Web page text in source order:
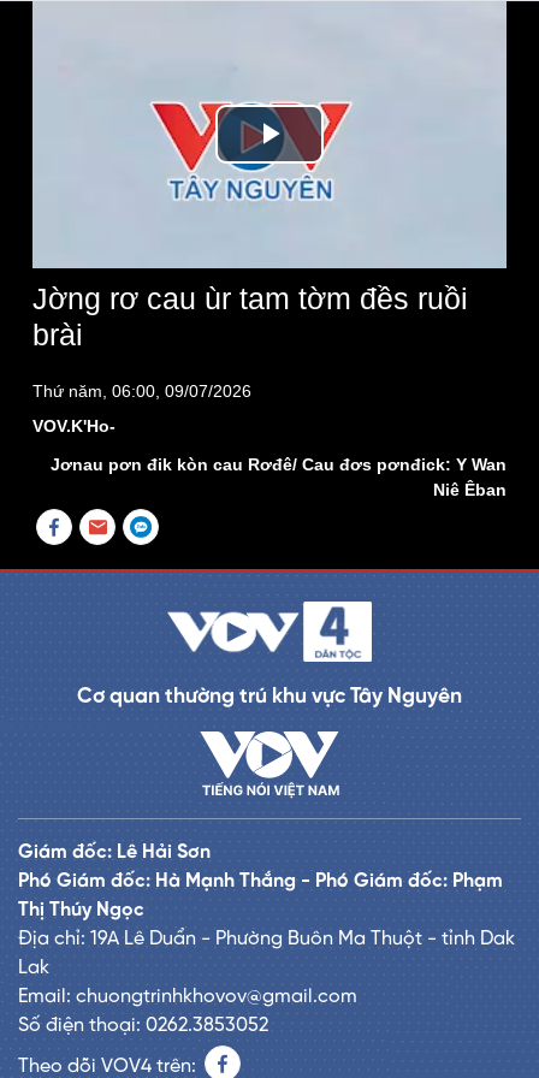
Play
Jờng rơ cau ùr tam tờm đềs ruồi
brài
Thứ năm, 06:00, 09/07/2026
VOV.K'Ho-
Jơnau pơn đik kòn cau Rơđê/ Cau đơs pơnđick: Y Wan
Niê Êban
Cơ quan thường trú khu vực Tây Nguyên
Giám đốc: Lê Hải Sơn
Phó Giám đốc: Hà Mạnh Thắng - Phó Giám đốc: Phạm
Thị Thúy Ngọc
Địa chỉ: 19A Lê Duẩn - Phường Buôn Ma Thuột - tỉnh Dak
Lak
Email: chuongtrinhkhovov@gmail.com
Số điện thoại: 0262.3853052
Theo dõi VOV4 trên: